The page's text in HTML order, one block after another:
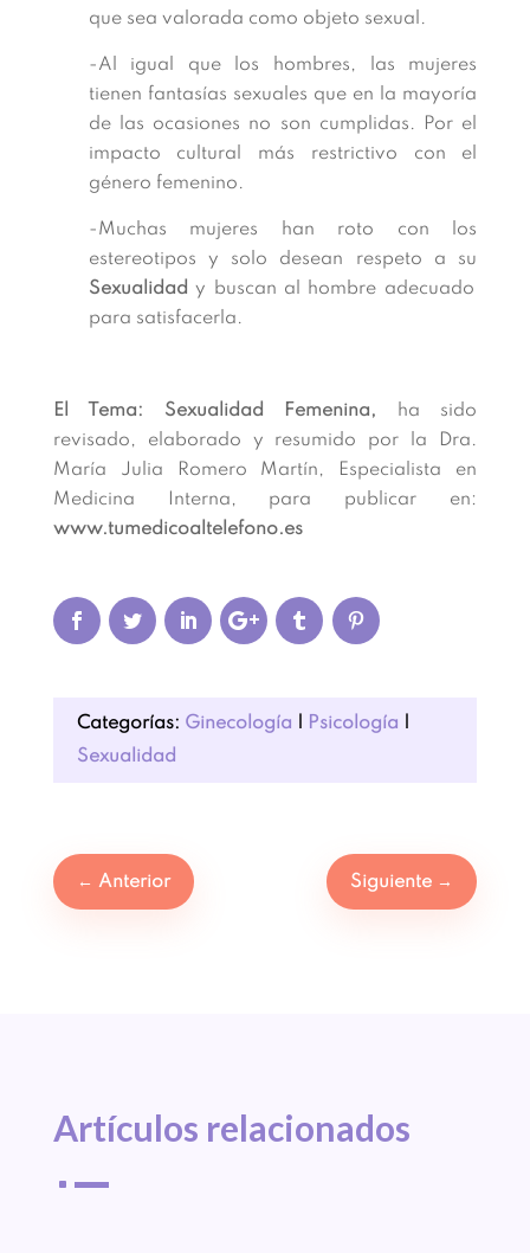
que sea valorada como objeto sexual.
-Al igual que los hombres, las mujeres
tienen fantasías sexuales que en la mayoría
de las ocasiones no son cumplidas. Por el
impacto cultural más restrictivo con el
género femenino.
-Muchas mujeres han roto con los
estereotipos y solo desean respeto a su
Sexualidad y buscan al hombre adecuado
para satisfacerla.
El Tema: Sexualidad Femenina,
ha sido
revisado, elaborado y resumido por la Dra.
María Julia Romero Martín, Especialista en
Medicina Interna, para publicar en:
www.tumedicoaltelefono.es
Categorías: Ginecología Psicología
Sexualidad
← Anterior Siguiente →
Artículos relacionados
^